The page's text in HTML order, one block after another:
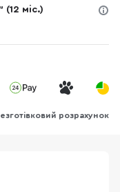
міс.)
розрахунок